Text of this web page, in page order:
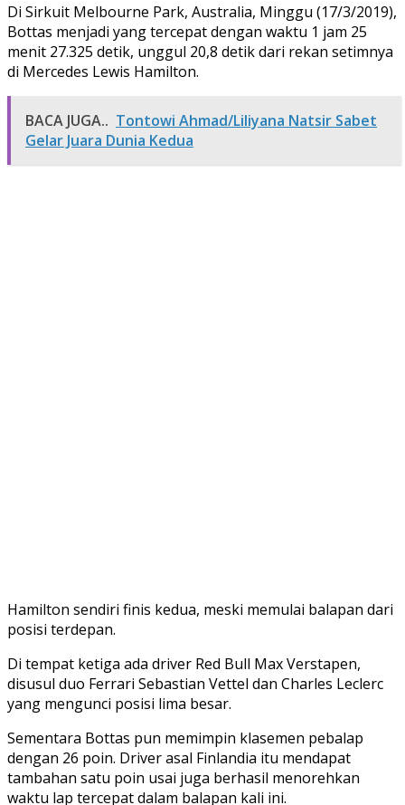
Di Sirkuit Melbourne Park, Australia, Minggu (17/3/2019),
Bottas menjadi yang tercepat dengan waktu 1 jam 25
menit 27.325 detik, unggul 20,8 detik dari rekan setimnya
di Mercedes Lewis Hamilton.
BACA JUGA.. Tontowi Ahmad/Liliyana Natsir Sabet
Gelar Juara Dunia Kedua
Hamilton sendiri finis kedua, meski memulai balapan dari
posisi terdepan.
Di tempat ketiga ada driver Red Bull Max Verstapen,
disusul duo Ferrari Sebastian Vettel dan Charles Leclerc
yang mengunci posisi lima besar.
Sementara Bottas pun memimpin klasemen pebalap
dengan 26 poin. Driver asal Finlandia itu mendapat
tambahan satu poin usai juga berhasil menorehkan
waktu lap tercepat dalam balapan kali ini.